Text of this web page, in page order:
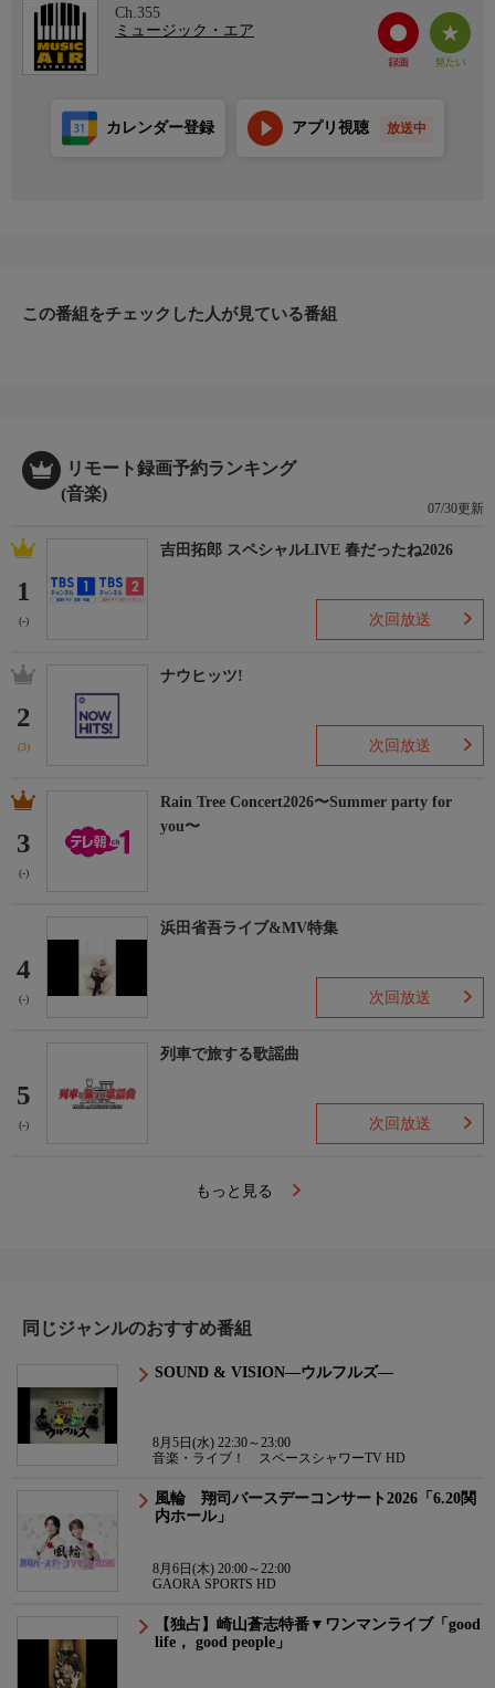
Ch.355
ミュージック・エア
カレンダー登録 アプリ視聴 放送中
この番組をチェックした人が見ている番組
リモート録画予約ランキング
(音楽)
07/30更新
1
(-)
吉田拓郎 スペシャルLIVE 春だったね2026
次回放送
2
(3)
ナウヒッツ!
次回放送
3
(-)
Rain Tree Concert2026〜Summer party for
you〜
4
(-)
浜田省吾ライブ&MV特集
次回放送
5
(-)
列車で旅する歌謡曲
次回放送
もっと見る
同じジャンルのおすすめ番組
SOUND & VISION―ウルフルズ―
8月5日(水) 22:30～23:00
音楽・ライブ！ スペースシャワーTV HD
風輪 翔司バースデーコンサート2026「6.20関
内ホール」
8月6日(木) 20:00～22:00
GAORA SPORTS HD
【独占】崎山蒼志特番▼ワンマンライブ「good
life， good people」